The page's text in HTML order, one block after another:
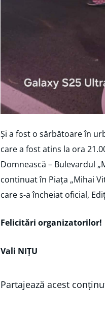
Și a fost o sărbătoare în
care a fost atins la ora
Domnească – Bulevardul
continuat în Piața „Mihai
care s-a încheiat oficial,
Felicitări organizatorilor!
Vali NIȚU
Partajează acest